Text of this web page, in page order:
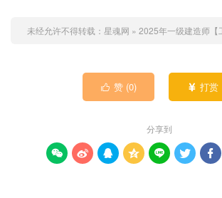
未经允许不得转载： 星魂网 » 2025年一级建造师【
 赞 (0)  打赏
分享到
      